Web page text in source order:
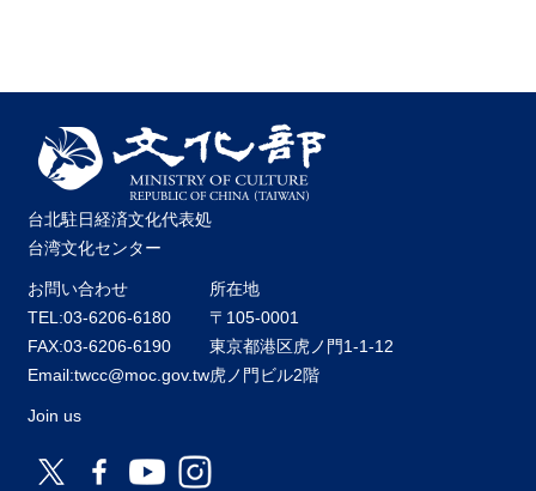
台北駐日経済文化代表処
台湾文化センター
お問い合わせ
TEL:03-6206-6180
FAX:03-6206-6190
Email:twcc@moc.gov.tw
所在地
〒105-0001
東京都港区虎ノ門1-1-12
虎ノ門ビル2階
Join us